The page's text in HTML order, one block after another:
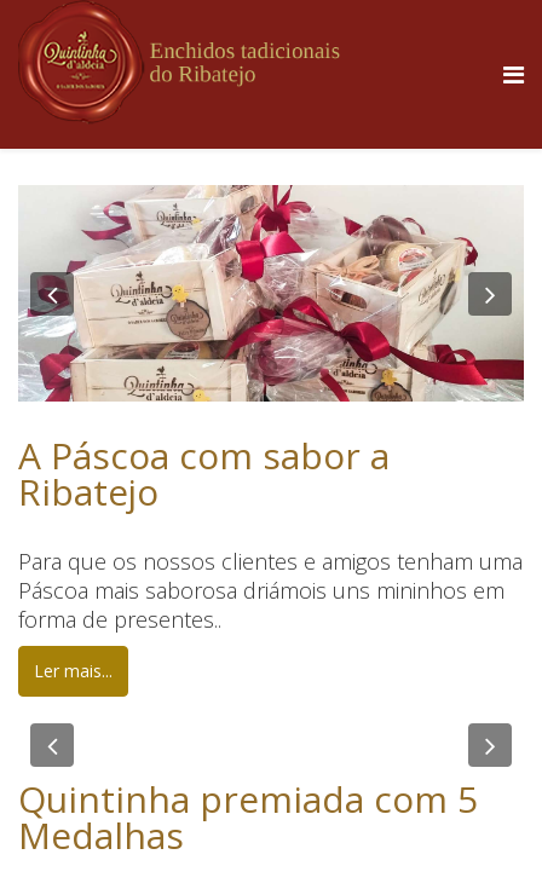
Previous
A Páscoa com sabor a
Ribatejo
Para que os nossos clientes e amigos tenham uma
Páscoa mais saborosa driámois uns mininhos em
forma de presentes..
Ler mais...
Previous
Quintinha premiada com 5
Medalhas